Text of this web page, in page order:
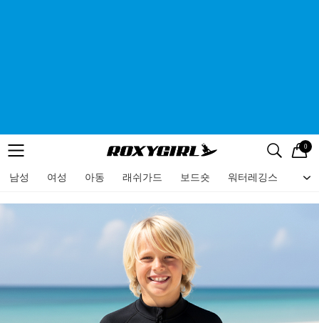
메뉴 검색
로고 0
남성 여성 아동 래쉬가드 보드숏 워터레깅스 비
메뉴